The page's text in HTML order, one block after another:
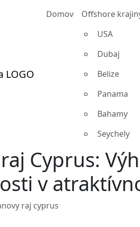
Domov
Offshore
USA
Dubaj
Belize
Panama
Bahamy
Seychely
Cyprus:
v
raj cyprus